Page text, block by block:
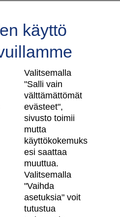
meistä
käyttö
Valitsemalla
"Salli vain
välttämättömät
evästeet",
sivusto toimii
mutta
käyttökokemuks
esi saattaa
muuttua.
Valitsemalla
"Vaihda
asetuksia" voit
tutustua